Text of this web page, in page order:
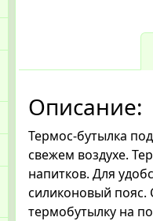
Описание:
Термос-бутылка
свежем воздухе.
напитков. Для
силиконовый пояс.
термобутылку на